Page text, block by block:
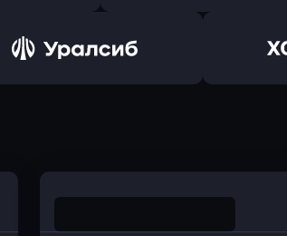
заявку
Банк
Оправить заявку